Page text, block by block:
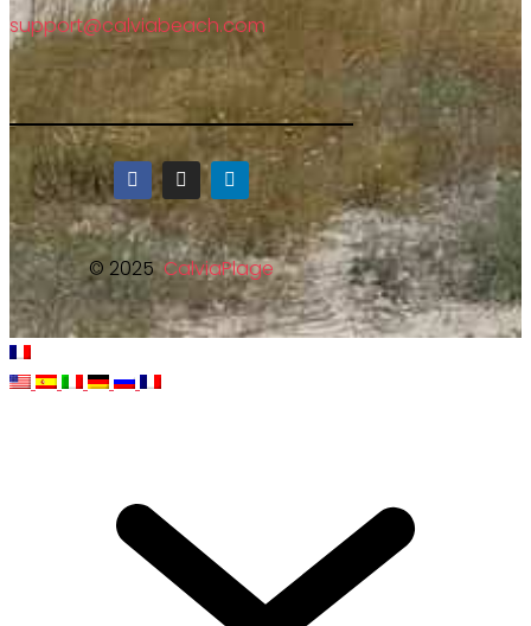
support@calviabeach.com
© 2025CalviaPlage